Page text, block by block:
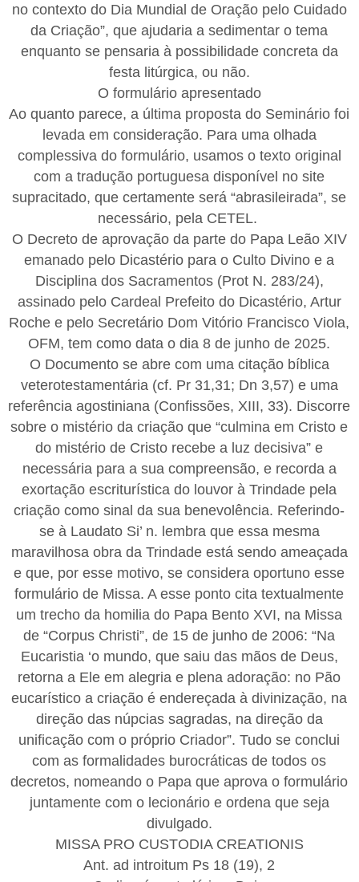
no contexto do Dia Mundial de Oração pelo Cuidado
da Criação”, que ajudaria a sedimentar o tema
enquanto se pensaria à possibilidade concreta da
festa litúrgica, ou não.
O formulário apresentado
Ao quanto parece, a última proposta do Seminário foi
levada em consideração. Para uma olhada
complessiva do formulário, usamos o texto original
com a tradução portuguesa disponível no site
supracitado, que certamente será “abrasileirada”, se
necessário, pela CETEL.
O Decreto de aprovação da parte do Papa Leão XIV
emanado pelo Dicastério para o Culto Divino e a
Disciplina dos Sacramentos (Prot N. 283/24),
assinado pelo Cardeal Prefeito do Dicastério, Artur
Roche e pelo Secretário Dom Vitório Francisco Viola,
OFM, tem como data o dia 8 de junho de 2025.
O Documento se abre com uma citação bíblica
veterotestamentária (cf. Pr 31,31; Dn 3,57) e uma
referência agostiniana (Confissões, XIII, 33). Discorre
sobre o mistério da criação que “culmina em Cristo e
do mistério de Cristo recebe a luz decisiva” e
necessária para a sua compreensão, e recorda a
exortação escriturística do louvor à Trindade pela
criação como sinal da sua benevolência. Referindo-
se à Laudato Si’ n. lembra que essa mesma
maravilhosa obra da Trindade está sendo ameaçada
e que, por esse motivo, se considera oportuno esse
formulário de Missa. A esse ponto cita textualmente
um trecho da homilia do Papa Bento XVI, na Missa
de “Corpus Christi”, de 15 de junho de 2006: “Na
Eucaristia ‘o mundo, que saiu das mãos de Deus,
retorna a Ele em alegria e plena adoração: no Pão
eucarístico a criação é endereçada à divinização, na
direção das núpcias sagradas, na direção da
unificação com o próprio Criador”. Tudo se conclui
com as formalidades burocráticas de todos os
decretos, nomeando o Papa que aprova o formulário
juntamente com o lecionário e ordena que seja
divulgado.
MISSA PRO CUSTODIA CREATIONIS
Ant. ad introitum Ps 18 (19), 2